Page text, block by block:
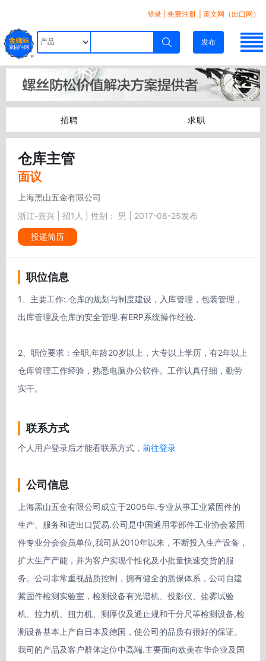
登录 免费注册 | 英文网（出口网）
发布
招聘 求职
仓库主管
面议
上海黑山五金有限公司
浙江-嘉兴 | 招1人 | 性别： 男 | 2017-08-25发布
投递简历
职位信息
1、主要工作:.仓库的规划与制度建设，入库管理，包装管理，
出库管理及仓库的安全管理.有ERP系统操作经验.
2、职位要求：全职,年龄20岁以上，大专以上学历，有2年以上
仓库管理工作经验，熟悉电脑办公软件。工作认真仔细，勤劳
实干。
联系方式
个人用户登录后才能看联系方式， 前往登录
公司信息
上海黑山五金有限公司成立于2005年.专业从事工业紧固件的
生产、服务和进出口贸易.公司是中国通用零部件工业协会紧固
件专业分会会员单位,我司从2010年以来，不断投入生产设备，
扩大生产产能，并为客户实现个性化及小批量快速交货的服
务。公司非常重视品质控制，拥有健全的质保体系，公司自建
紧固件检测实验室，检测设备有光谱机、投影仪、盐雾试验
机、拉力机、扭力机、测厚仪及通止规和千分尺等检测设备,检
测设备基本上产自日本及德国，使公司的品质有很好的保证。
我司的产品及客户群体定位中高端.主要面向欧美在华企业及国